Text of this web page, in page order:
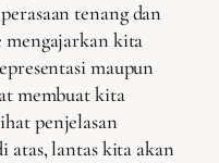
tenang dan
mengajarkan kita
maupun
membuat kita
penjelasan
atas, lantas kita akan